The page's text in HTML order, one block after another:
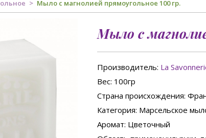
Мыло с магнолией прямоугольное 100 гр.
Мыло с
Производитель: La
Вес: 100гр
Страна происхождения:
Категория: Марсельское
Аромат: Цветочный